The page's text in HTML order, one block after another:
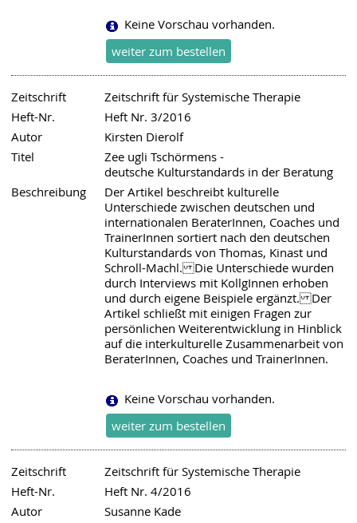
Keine Vorschau vorhanden.
Zeitschrift
Zeitschrift für Systemische Therapie
Heft-Nr.
Heft Nr. 3/2016
Autor
Kirsten Dierolf
Titel
Zee ugli Tschörmens -
deutsche Kulturstandards in der Beratung
Beschreibung
Der Artikel beschreibt kulturelle
Unterschiede zwischen deutschen und
internationalen BeraterInnen, Coaches und
TrainerInnen sortiert nach den deutschen
Kulturstandards von Thomas, Kinast und
Schroll-Machl. Die Unterschiede wurden
durch Interviews mit KollgInnen erhoben
und durch eigene Beispiele ergänzt. Der
Artikel schließt mit einigen Fragen zur
persönlichen Weiterentwicklung in Hinblick
auf die interkulturelle Zusammenarbeit von
BeraterInnen, Coaches und TrainerInnen.
Keine Vorschau vorhanden.
Zeitschrift
Zeitschrift für Systemische Therapie
Heft-Nr.
Heft Nr. 4/2016
Autor
Susanne Kade